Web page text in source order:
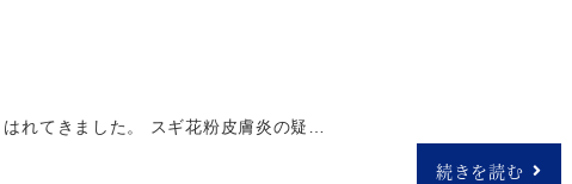
れてきました。 スギ花粉皮膚炎の疑…
続きを読む